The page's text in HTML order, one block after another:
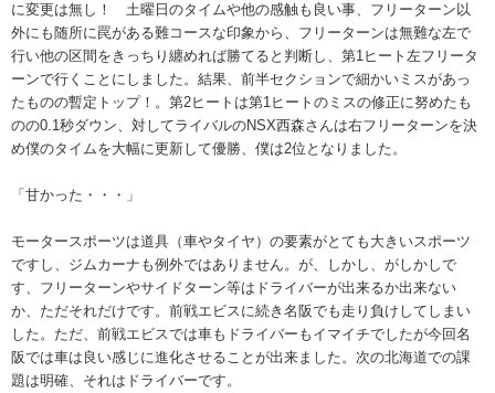
に変更は無し！ 土曜日のタイムや他の感触も良い事、フリーターン以
外にも随所に罠がある難コースな印象から、フリーターンは無難な左で
行い他の区間をきっちり纏めれば勝てると判断し、第1ヒート左フリータ
ーンで行くことにしました。結果、前半セクションで細かいミスがあっ
たものの暫定トップ！。第2ヒートは第1ヒートのミスの修正に努めたも
のの0.1秒ダウン、対してライバルのNSX西森さんは右フリーターンを決
め僕のタイムを大幅に更新して優勝、僕は2位となりました。
「甘かった・・・」
モータースポーツは道具（車やタイヤ）の要素がとても大きいスポーツ
ですし、ジムカーナも例外ではありません。が、しかし、がしかしで
す、フリーターンやサイドターン等はドライバーが出来るか出来ない
か、ただそれだけです。前戦エビスに続き名阪でも走り負けしてしまい
した。ただ、前戦エビスでは車もドライバーもイマイチでしたが今回名
阪では車は良い感じに進化させることが出来ました。次の北海道での課
題は明確、それはドライバーです。